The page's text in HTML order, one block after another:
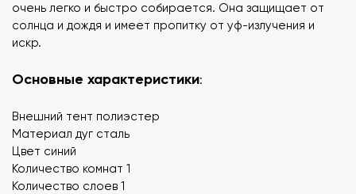
очень легко и быстро собирается. Она защищает от
солнца и дождя и имеет пропитку от уф-излучения и
искр.
Основные характеристики:
Внешний тент полиэстер
Материал дуг сталь
Цвет синий
Количество комнат 1
Количество слоев 1